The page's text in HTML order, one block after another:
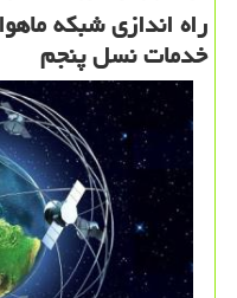
راه اندازی شبكه
خدمات نسل پنجم